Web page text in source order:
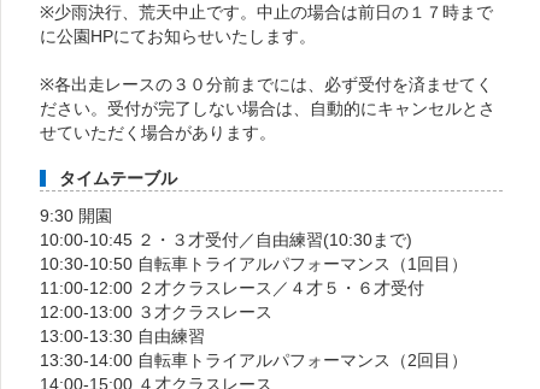
※少雨決行、荒天中止です。中止の場合は前日の１７時まで
に公園HPにてお知らせいたします。
※各出走レースの３０分前までには、必ず受付を済ませてく
ださい。受付が完了しない場合は、自動的にキャンセルとさ
せていただく場合があります。
タイムテーブル
9:30 開園
10:00-10:45 ２・３才受付／自由練習(10:30まで)
10:30-10:50 自転車トライアルパフォーマンス（1回目）
11:00-12:00 ２才クラスレース／４才５・６才受付
12:00-13:00 ３才クラスレース
13:00-13:30 自由練習
13:30-14:00 自転車トライアルパフォーマンス（2回目）
14:00-15:00 ４才クラスレース